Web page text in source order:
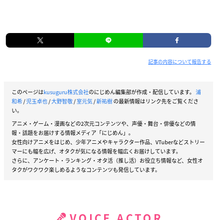
記事の内容について報告する
このページはkusuguru株式会社のにじめん編集部が作成・配信しています。 浦
和希/児玉卓也/大野智敬/室元気/新祐樹の最新情報はリンク先をご覧くださ
い。
アニメ・ゲーム・漫画などの2次元コンテンツや、声優・舞台・俳優などの情
報・話題をお届けする情報メディア「にじめん」。
女性向けアニメをはじめ、少年アニメやキャラクター作品、VTuberなどストリー
マーにも幅を広げ、オタクが気になる情報を幅広くお届けしています。
さらに、アンケート・ランキング・オタ活（推し活）お役立ち情報など、女性オ
タクがワクワク楽しめるようなコンテンツも発信しています。